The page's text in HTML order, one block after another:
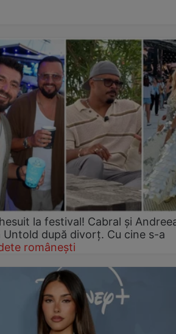
la festival! Cabral și
Untold după divorț. Cu cine s-a
românești